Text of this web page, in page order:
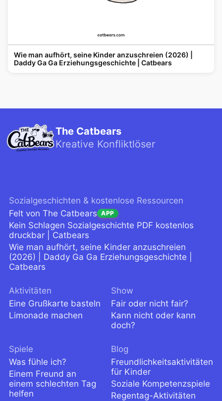
Wie man aufhört, seine Kinder anzuschreien (2026) |
Daddy Ga Ga Erziehungsgeschichte | Catbears
The Catbears
Kreative Konfliktlöser
Sozialgeschichten & kostenlose Ressourcen
Felt von The Catbears APP
Kein Schlagen Sozialgeschichte PDF kostenlos
druckbar | Catbears
Wie man aufhört, seine Kinder anzuschreien
(2026) | Daddy Ga Ga Erziehungsgeschichte |
Catbears
Aktivitäten
Eine Grußkarte basteln
Limonade machen
Show
Fair oder nicht fair?
Kann nicht oder kann
doch?
Spiele
Was fühle ich?
Einem Freund an
einem schlechten Tag
helfen
Blog
Freundlichkeitsaktivitäten
für Kinder
Soziale Kompetenzspiele
Regentag-Aktivitäten